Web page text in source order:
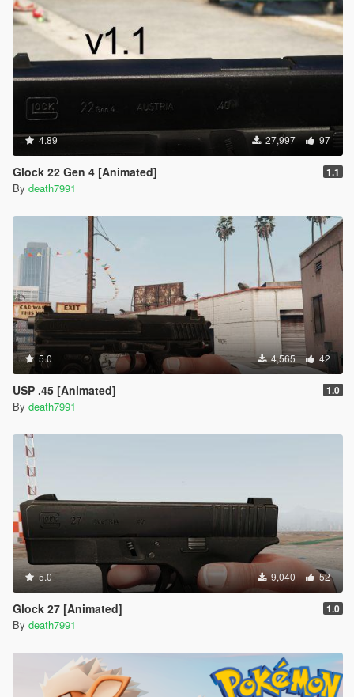
4.89 27,997 97
Glock 22 Gen 4 [Animated] 1.1
By death7991
5.0 4,565 42
USP .45 [Animated] 1.0
By death7991
5.0 9,040 52
Glock 27 [Animated] 1.0
By death7991